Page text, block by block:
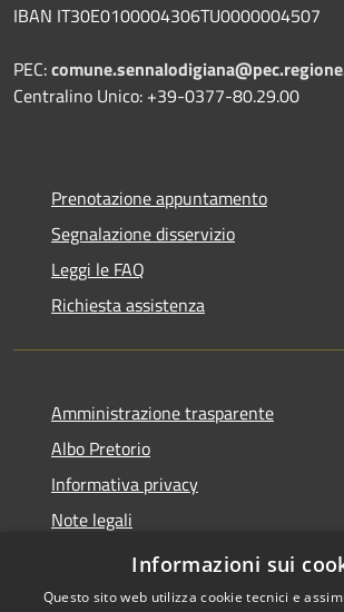
IBAN IT30E0100004306TU0000004507
PEC:
Centralino Unico: +39-0377-80.29.00
Prenotazione appuntamento
Segnalazione disservizio
Leggi le FAQ
Richiesta assistenza
Amministrazione trasparente
Albo Pretorio
Informativa privacy
Note legali
Dichiarazione di accessibilità
Informazioni sui
Questo sito web utilizza cookie tecnici e